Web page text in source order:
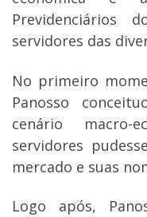
Previdenciários
servidores das
No primeiro
Panosso
cenário
servidores
mercado e suas
Logo após,